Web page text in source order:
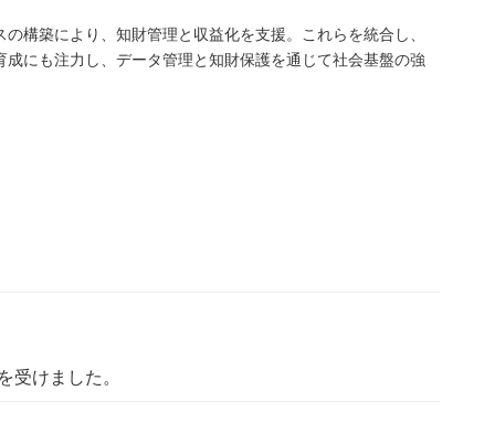
構築により、知財管理と収益化を支援。これらを統合し、
にも注力し、データ管理と知財保護を通じて社会基盤の強
けました。